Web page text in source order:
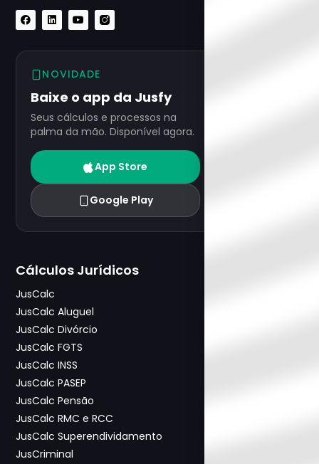
NOVIDADE
Baixe o app da Jusfy
Seus cálculos e processos na
palma da mão. Disponível agora.
App Store
Google Play
Cálculos Jurídicos
JusCalc
JusCalc Aluguel
JusCalc Divórcio
JusCalc FGTS
JusCalc INSS
JusCalc PASEP
JusCalc Pensão
JusCalc RMC e RCC
JusCalc Superendividamento
JusCriminal